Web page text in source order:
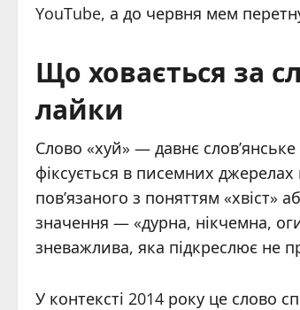
YouTube, а до червня мем
Що ховається за
лайки
Слово «хуй» — давнє
фіксується в писемних джерелах
пов’язаного з поняттям «хвіст»
значення — «дурна, нікчемна,
зневажлива, яка підкреслює не
У контексті 2014 року це слово